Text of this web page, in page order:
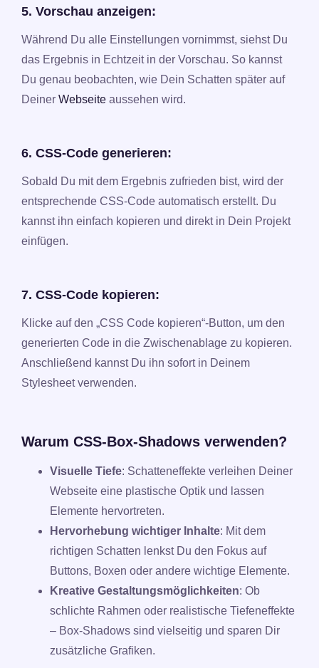
5. Vorschau anzeigen:
Während Du alle Einstellungen vornimmst, siehst Du
das Ergebnis in Echtzeit in der Vorschau. So kannst
Du genau beobachten, wie Dein Schatten später auf
Deiner Webseite aussehen wird.
6. CSS-Code generieren:
Sobald Du mit dem Ergebnis zufrieden bist, wird der
entsprechende CSS-Code automatisch erstellt. Du
kannst ihn einfach kopieren und direkt in Dein Projekt
einfügen.
7. CSS-Code kopieren:
Klicke auf den „CSS Code kopieren“-Button, um den
generierten Code in die Zwischenablage zu kopieren.
Anschließend kannst Du ihn sofort in Deinem
Stylesheet verwenden.
Warum CSS-Box-Shadows verwenden?
Visuelle Tiefe: Schatteneffekte verleihen Deiner
Webseite eine plastische Optik und lassen
Elemente hervortreten.
Hervorhebung wichtiger Inhalte: Mit dem
richtigen Schatten lenkst Du den Fokus auf
Buttons, Boxen oder andere wichtige Elemente.
Kreative Gestaltungsmöglichkeiten: Ob
schlichte Rahmen oder realistische Tiefeneffekte
– Box-Shadows sind vielseitig und sparen Dir
zusätzliche Grafiken.